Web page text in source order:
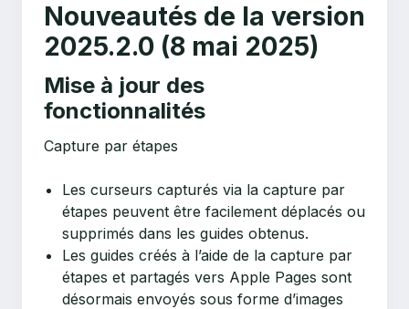
Nouveautés de la version
2025.2.0 (8 mai 2025)
Mise à jour des
fonctionnalités
Capture par étapes
Les curseurs capturés via la capture par
étapes peuvent être facilement déplacés ou
supprimés dans les guides obtenus.
Les guides créés à l’aide de la capture par
étapes et partagés vers Apple Pages sont
désormais envoyés sous forme d’images